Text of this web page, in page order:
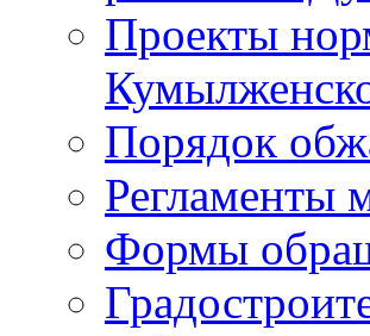
Проекты
Порядок
Регламенты
Формы